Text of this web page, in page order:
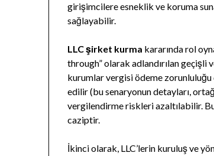
girişimcilere esneklik ve koruma
sağlayabilir.
LLC şirket kurma kararında rol
through” olarak adlandırılan
kurumlar vergisi ödeme
edilir (bu senaryonun detayları,
vergilendirme riskleri azaltılabilir.
caziptir.
İkinci olarak, LLC’lerin kuruluş ve